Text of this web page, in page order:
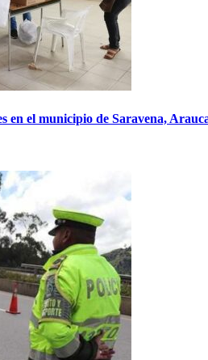
en el municipio de Saravena,